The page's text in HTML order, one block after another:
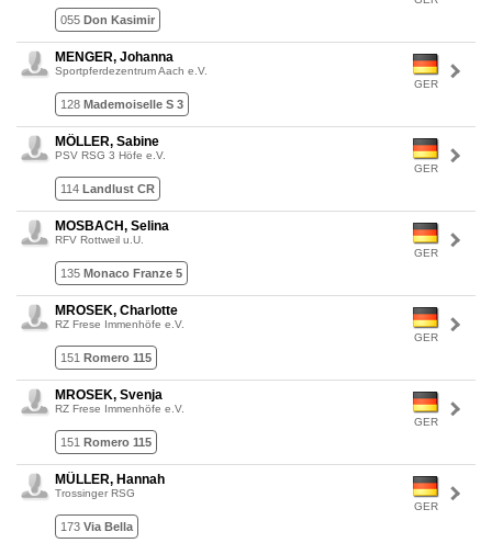
055 Don Kasimir
GER
MENGER, Johanna
Sportpferdezentrum Aach e.V.
128 Mademoiselle S 3
GER
MÖLLER, Sabine
PSV RSG 3 Höfe e.V.
114 Landlust CR
GER
MOSBACH, Selina
RFV Rottweil u.U.
135 Monaco Franze 5
GER
MROSEK, Charlotte
RZ Frese Immenhöfe e.V.
151 Romero 115
GER
MROSEK, Svenja
RZ Frese Immenhöfe e.V.
151 Romero 115
GER
MÜLLER, Hannah
Trossinger RSG
173 Via Bella